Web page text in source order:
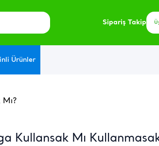
Sipariş Takip
Ürünler
Kullansak Mı